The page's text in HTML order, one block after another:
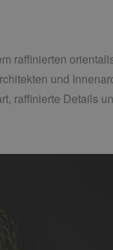
raffinierten
und
raffinierte Details